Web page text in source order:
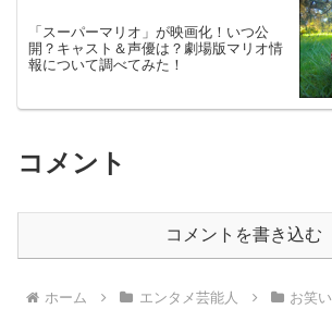
「スーパーマリオ」が映画化！いつ公
開？キャスト＆声優は？劇場版マリオ情
報について調べてみた！
コメント
コメントを書き込む
ホーム エンタメ芸能人 お笑い